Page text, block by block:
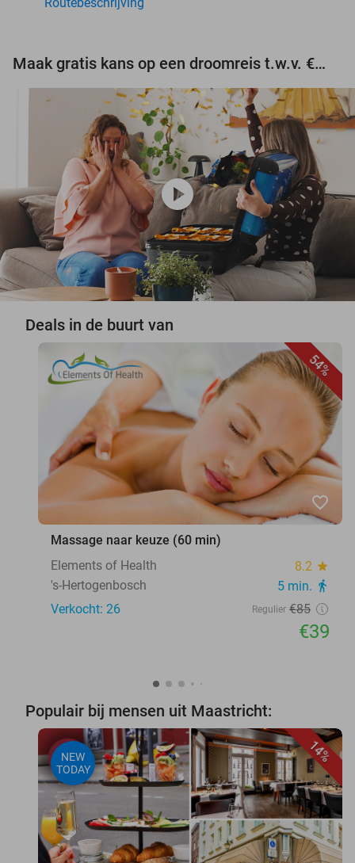
Maak gratis kans op een droomreis t.w.v. €3.000!
play_circle
Deals in de buurt van
54%
favorite_border
Massage naar keuze (60 min)
Elements of Health
8.2 star
's-Hertogenbosch 5 min. directions_walk
Verkocht: 26 Regulier €85
€39
Populair bij mensen uit Maastricht:
14%
NEW
TODAY